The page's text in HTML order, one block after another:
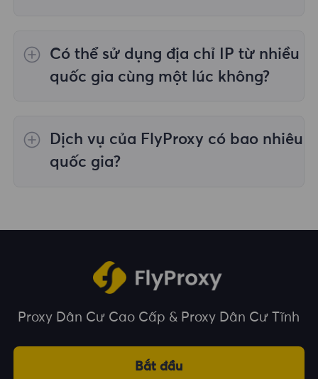
toàn thế giới; Proxy dân cư không giới hạn
không hỗ trợ việc lựa chọn proxy cho các
quốc gia/khu vực được chỉ định;
Proxy dân
thời điểm mua.
Có thể sử dụng địa chỉ IP từ nhiều
quốc gia cùng một lúc không?
những trường hợp bạn cần thực hiện tác vụ
trên nhiều vị trí địa lý.
Dịch vụ của FlyProxy có bao nhiêu
quốc gia?
Proxy Dân Cư Cao Cấp & Proxy Dân Cư Tĩnh
Bắt đầu